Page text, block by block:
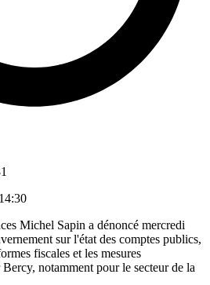
Michel Sapin a dénoncé mercredi
sur l'état des comptes publics,
fiscales et les mesures
notamment pour le secteur de la